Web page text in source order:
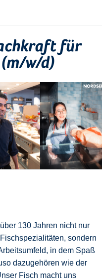
für
w/d)
130 Jahren nicht nur
sondern
in dem Spaß
dazugehören wie der
Fisch macht uns